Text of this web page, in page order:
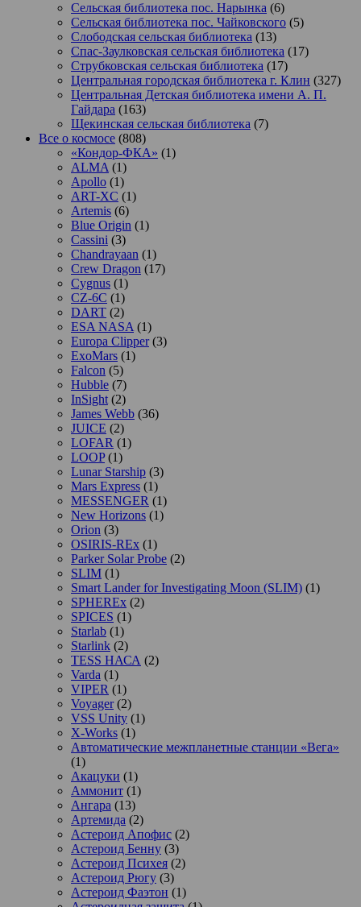
Сельская библиотека пос. Нарынка (6)
Сельская библиотека пос. Чайковского (5)
Слободская сельская библиотека (13)
Спас-Заулковская сельская библиотека (17)
Струбковская сельская библиотека (17)
Центральная городская библиотека г. Клин (327)
Центральная Детская библиотека имени А. П.
Гайдара (163)
Щекинская сельская библиотека (7)
Все о космосе (808)
«Кондор-ФКА» (1)
ALMA (1)
Apollo (1)
ART-XC (1)
Artemis (6)
Blue Origin (1)
Cassini (3)
Chandrayaan (1)
Crew Dragon (17)
Cygnus (1)
CZ-6C (1)
DART (2)
ESA NASA (1)
Europa Clipper(3)
ExoMars (1)
Falcon (5)
Hubble (7)
InSight (2)
James Webb (36)
JUICE (2)
LOFAR (1)
LOOP(1)
Lunar Starship (3)
Mars Express (1)
MESSENGER (1)
New Horizons (1)
Orion (3)
OSIRIS-REx (1)
Parker Solar Probe (2)
SLIM (1)
Smart Lander for Investigating Moon (SLIM) (1)
SPHEREx (2)
SPICES (1)
Starlab (1)
Starlink (2)
TESS НАСА (2)
Varda (1)
VIPER (1)
Voyager(2)
VSS Unity (1)
X-Works (1)
Автоматические межпланетные станции «Вега»
(1)
Акацуки (1)
Аммонит (1)
Ангара (13)
Артемида (2)
Астероид Апофис (2)
Астероид Бенну (3)
Астероид Психея (2)
Астероид Рюгу (3)
Астероид Фаэтон (1)